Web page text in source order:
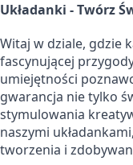
Układanki - Twórz
Witaj w dziale, gdzie
fascynującej
umiejętności
gwarancja nie tylko
stymulowania
naszymi
tworzenia i